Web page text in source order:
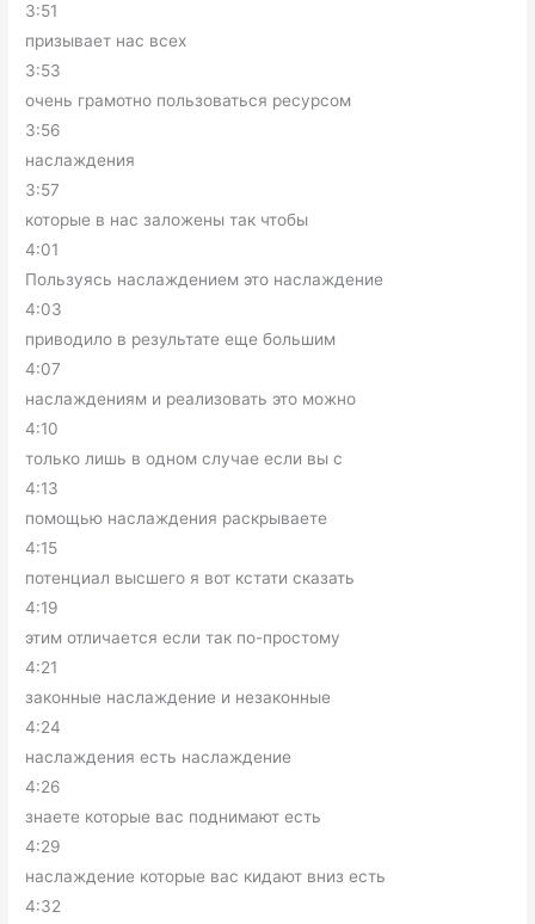
3:51
призывает нас всех
3:53
очень грамотно пользоваться ресурсом
3:56
наслаждения
3:57
которые в нас заложены так чтобы
4:01
Пользуясь наслаждением это наслаждение
4:03
приводило в результате еще большим
4:07
наслаждениям и реализовать это можно
4:10
только лишь в одном случае если вы с
4:13
помощью наслаждения раскрываете
4:15
потенциал высшего я вот кстати сказать
4:19
этим отличается если так по-простому
4:21
законные наслаждение и незаконные
4:24
наслаждения есть наслаждение
4:26
знаете которые вас поднимают есть
4:29
наслаждение которые вас кидают вниз есть
4:32